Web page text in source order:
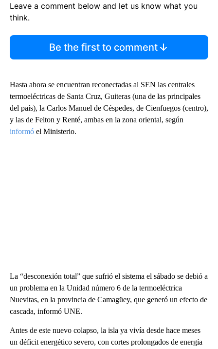
Leave a comment below and let us know what you
think.
Be the first to comment
Hasta ahora se encuentran reconectadas al SEN las centrales
termoeléctricas de Santa Cruz, Guiteras (una de las principales
del país), la Carlos Manuel de Céspedes, de Cienfuegos (centro),
y las de Felton y Renté, ambas en la zona oriental, según
informó el Ministerio.
La “desconexión total” que sufrió el sistema el sábado se debió a
un problema en la Unidad número 6 de la termoeléctrica
Nuevitas, en la provincia de Camagüey, que generó un efecto de
cascada, informó UNE.
Antes de este nuevo colapso, la isla ya vivía desde hace meses
un déficit energético severo, con cortes prolongados de energía